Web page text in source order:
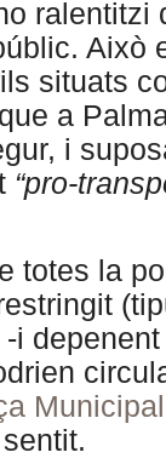
ralentitzi
Això
situats
a
i
“pro-
totes la
depenent